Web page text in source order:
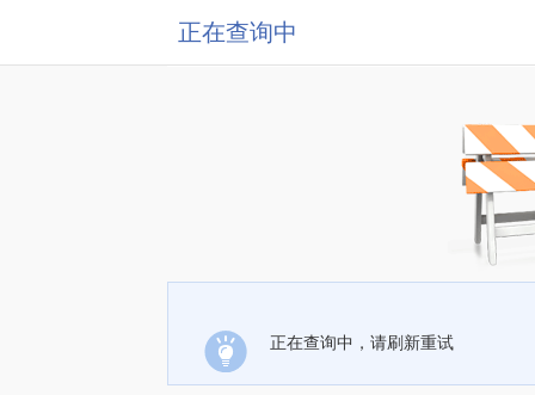
正在查询中
正在查询中，请刷新重试